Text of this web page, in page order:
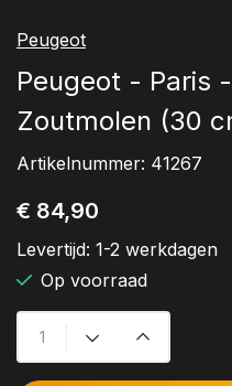
Peugeot
Peugeot - Paris
Zoutmolen (30
Artikelnummer: 41267
€ 84,90
Levertijd: 1-2 werkdagen
Op voorraad